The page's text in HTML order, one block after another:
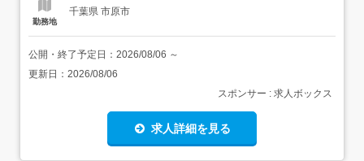
勤務地
千葉県 市原市
公開・終了予定日： 2026/08/06 ～
更新日： 2026/08/06
スポンサー : 求人ボックス
求人詳細を見る